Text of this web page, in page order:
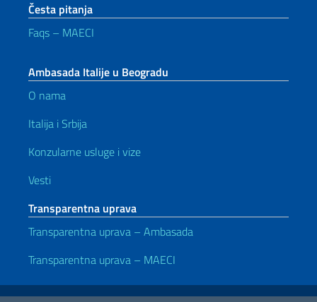
Česta pitanja
Faqs – MAECI
Ambasada Italije u Beogradu
O nama
Italija i Srbija
Konzularne usluge i vize
Vesti
Transparentna uprava
Transparentna uprava – Ambasada
Transparentna uprava – MAECI
Korisni linkovi